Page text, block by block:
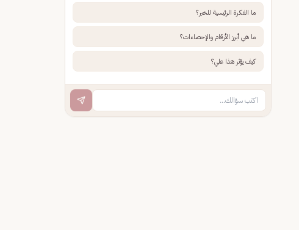
ما الفكرة الرئيسية للخبر؟
ما هي أبرز الأرقام والإحصاءات؟
كيف يؤثر هذا علي؟